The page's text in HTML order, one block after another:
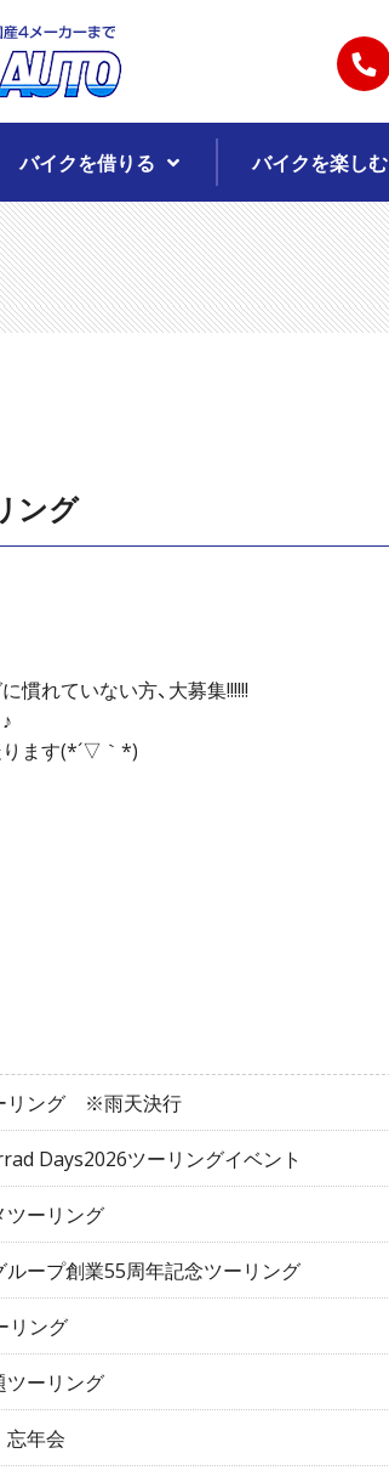
バイクを借りる バイクを楽しむ
ング
慣れていない方、大募集!!!!!!
ます(*´▽｀*)
リング ※雨天決行
Days2026ツーリングイベント
ツーリング
ープ創業55周年記念ツーリング
リング
ツーリング
年会